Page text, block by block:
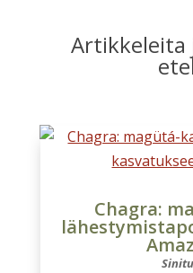
Artikkeleita
Chagra: